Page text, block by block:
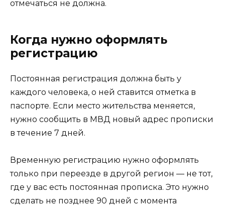
отмечаться не должна.
Когда нужно оформлять
регистрацию
Постоянная регистрация должна быть у
каждого человека, о ней ставится отметка в
паспорте. Если место жительства меняется,
нужно сообщить в МВД новый адрес прописки
в течение 7 дней.
Временную регистрацию нужно оформлять
только при переезде в другой регион — не тот,
где у вас есть постоянная прописка. Это нужно
сделать не позднее 90 дней с момента